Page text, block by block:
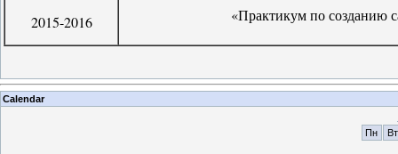
2015-2016
«Практикум по созданию
Calendar
Пн
Вт